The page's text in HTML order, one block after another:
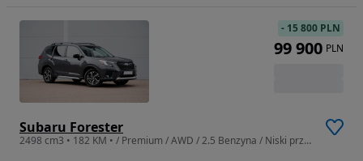
Subaru Forester
2498 cm3 • 182 KM • / Premium / AWD / 2.5 Benzyna / Niski przebieg /
- 15 800 PLN
99 900 PLN